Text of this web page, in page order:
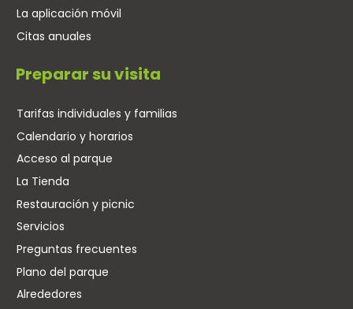
La aplicación móvil
Citas anuales
Preparar su visita
Tarifas individuales y familias
Calendario y horarios
Acceso al parque
La Tienda
Restauración y picnic
Servicios
Preguntas frecuentes
Plano del parque
Alrededores